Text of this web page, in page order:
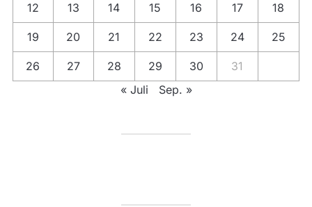
12 13 14 15 16 17 18
19 20 21 22 23 24 25
26 27 28 29 30
31
« Juli
Sep. »